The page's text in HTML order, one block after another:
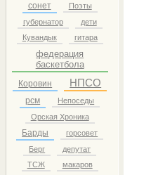
сонет
Поэты
губернатор
дети
Кувандык
гитара
федерация
баскетбола
Коровин НПСО
рсм
Непоседы
Орская Хроника
Барды
горсовет
Берг
депутат
ТСЖ
макаров